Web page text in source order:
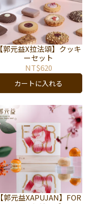
【郭元益X拉法頌】クッキ
ーセット
NT$620
カートに入れる
【郭元益XAPUJAN】FOR